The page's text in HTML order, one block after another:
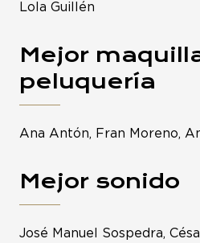
Lola Guillén
Mejor
peluquería
Ana Antón, Fran Moreno,
Mejor sonido
José Manuel Sospedra,